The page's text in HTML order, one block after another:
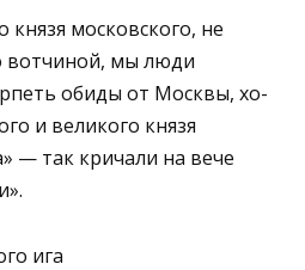
князя московского, не
вотчиной, мы люди
обиды от Москвы, хо­
и великого князя
— так кричали на вече
ига